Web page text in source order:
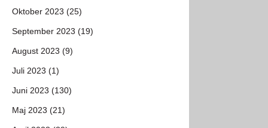
Oktober 2023 (25)
September 2023 (19)
August 2023 (9)
Juli 2023 (1)
Juni 2023 (130)
Maj 2023 (21)